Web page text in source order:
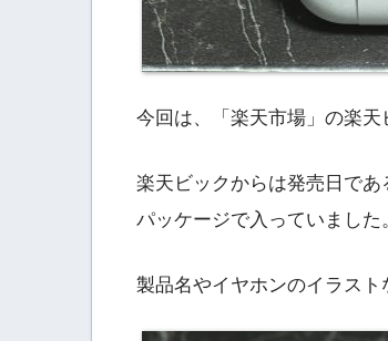
今回は、「楽天市場」の楽天
楽天ビックからは発売日で
パッケージで入っていました
製品名やイヤホンのイラスト